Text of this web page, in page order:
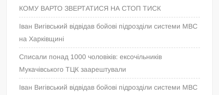
КОМУ ВАРТО ЗВЕРТАТИСЯ НА СТОП ТИСК
Іван Вигівський відвідав бойові підрозділи системи МВС
на Харківщині
Списали понад 1000 чоловіків: ексочільників
Мукачівського ТЦК заарештували
Іван Вигівський відвідав бойові підрозділи системи МВС